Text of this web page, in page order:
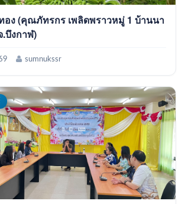
ง (คุณภัทรกร เพลิดพราวหมู่ 1 บ้านนา
.บึงกาฬ)
sumnukssr